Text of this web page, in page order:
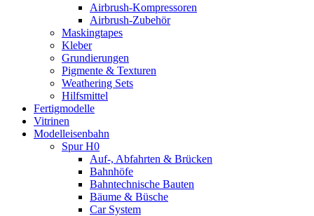
Airbrush-Kompressoren
Airbrush-Zubehör
Maskingtapes
Kleber
Grundierungen
Pigmente & Texturen
Weathering Sets
Hilfsmittel
Fertigmodelle
Vitrinen
Modelleisenbahn
Spur H0
Auf-, Abfahrten & Brücken
Bahnhöfe
Bahntechnische Bauten
Bäume & Büsche
Car System